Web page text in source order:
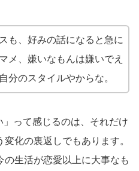
も、好みの話になると急に
メ、嫌いなもんは嫌いでえ
分のスタイルやからな。
って感じるのは、それだけ
化の裏返しでもあります。
生活が恋愛以上に大事なも